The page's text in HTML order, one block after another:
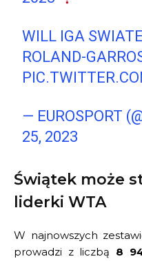
WILL IGA
ROLAND-
— EUROSPORT
25, 2023
Świątek może
liderki WTA
W najnowszych
prowadzi z liczbą 8